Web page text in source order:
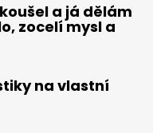
a já dělám
zocelí mysl a
na vlastní